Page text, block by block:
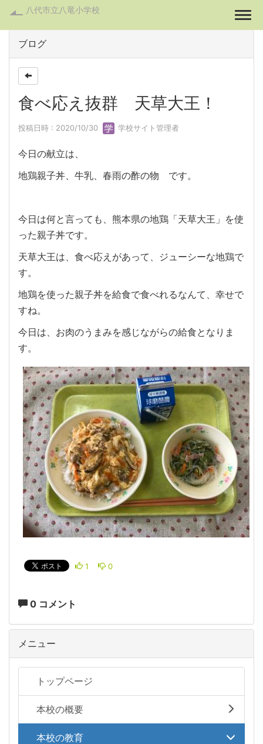
八代市立八竜小学校
ブログ
食べ応え抜群 天草大王！
投稿日時 : 2020/10/30 学校サイト管理者
今日の献立は、
地鶏親子丼、牛乳、春雨の酢の物 です。
今日は何と言っても、熊本県の地鶏「天草大王」を使
った親子丼です。
天草大王は、食べ応えがあって、ジューシーな地鶏で
す。
地鶏を使った親子丼を給食で食べれるなんて、幸せで
すね。
今日は、お肉のうまみを感じながらの給食となりま
す。
1 0
0 コメント
メニュー
トップページ
本校の概要
本校の教育